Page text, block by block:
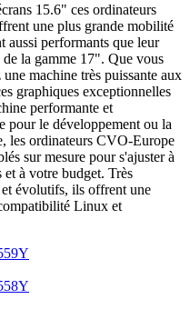
15.6" ces ordinateurs
une plus grande mobilité
aussi performants que leur
de la gamme 17". Que vous
une machine très puissante aux
graphiques exceptionnelles
performante et
pour le développement ou la
les ordinateurs CVO-Europe
sur mesure pour s'ajuster à
et à votre budget. Très
évolutifs, ils offrent une
Linux et